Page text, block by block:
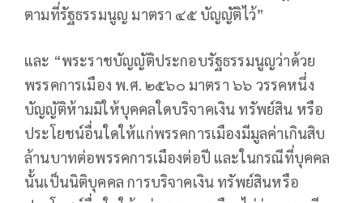
ตามที่รัฐธรรมนูญ มาตรา ๔๕ บัญญัติไว้”
และ “พระราชบัญญัติประกอบรัฐธรรมนูญว่าด้วย
พรรคการเมือง พ.ศ. ๒๕๖๐ มาตรา ๖๖ วรรคหนึ่ง
บัญญัติห้ามมิให้บุคคลใดบริจาคเงิน ทรัพย์สิน หรือ
ประโยชน์อื่นใดให้แก่พรรคการเมืองมีมูลค่าเกินสิบ
ล้านบาทต่อพรรคการเมืองต่อปี และในกรณีที่บุคคล
นั้นเป็นนิติบุคคล การบริจาคเงิน ทรัพย์สินหรือ